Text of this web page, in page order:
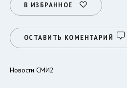
В ИЗБРАННОЕ
ОСТАВИТЬ КОМЕНТАРИЙ
Новости СМИ2